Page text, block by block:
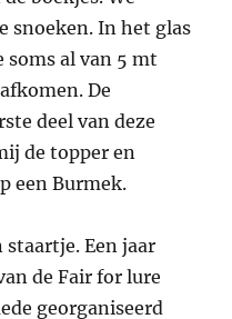
snoeken. In het glas
soms al van 5 mt
De
deel van deze
de topper en
een Burmek.
Een jaar
de Fair for lure
georganiseerd